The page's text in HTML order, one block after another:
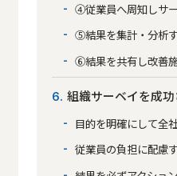
④従業員へ周知しサ
⑤結果を集計・分析
⑥結果を共有し改善
6 組織サーベイを成
目的を明確にして全
従業員の負担に配慮